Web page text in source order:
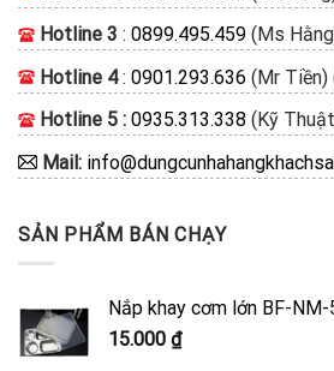
Hotline 3 : 0899.495.459 (Ms
Hotline 4: 0901.293.636 (Mr Tiền)
Hotline 5 : 0935.313.338 (Kỹ
Mail:
SẢN PHẨM BÁN CHẠY
Nắp khay cơm lớn BF-
15.000 ₫